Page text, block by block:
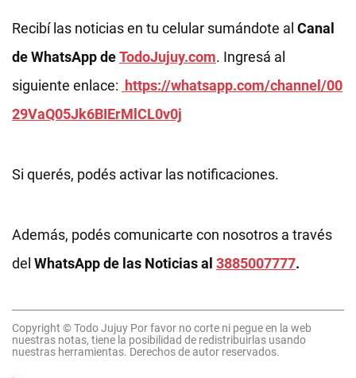
Recibí las noticias en tu celular sumándote al Canal
de WhatsApp deTodoJujuy.com. Ingresá al
siguiente enlace: https://whatsapp.com/channel/00
29VaQ05Jk6BIErMlCL0v0j
Si querés, podés activar las notificaciones.
Además, podés comunicarte con nosotros a través
del WhatsApp de las Noticias al 3885007777.
Copyright © Todo Jujuy Por favor no corte ni pegue en la web
nuestras notas, tiene la posibilidad de redistribuirlas usando
nuestras herramientas. Derechos de autor reservados.